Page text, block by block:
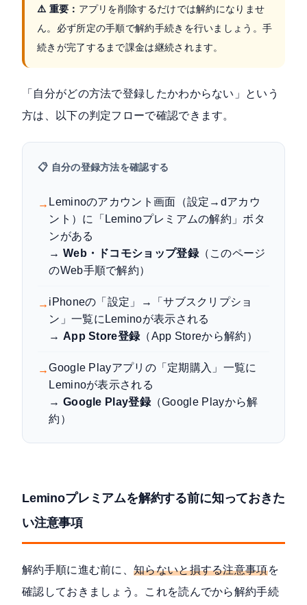
⚠️ 重要： アプリを削除するだけでは解約になりませ
ん。必ず所定の手順で解約手続きを行いましょう。手
続きが完了するまで課金は継続されます。
「自分がどの方法で登録したかわからない」という
方は、以下の判定フローで確認できます。
📋 自分の登録方法を確認する
→ Leminoのアカウント画面（設定→dアカウ
ント）に「Leminoプレミアムの解約」ボタ
ンがある
→ Web・ドコモショップ登録（このページ
のWeb手順で解約）
→ iPhoneの「設定」→「サブスクリプショ
ン」一覧にLeminoが表示される
→ App Store登録（App Storeから解約）
→Google Playアプリの「定期購入」一覧に
Leminoが表示される
→ Google Play登録（Google Playから解
約）
Leminoプレミアムを解約する前に知っておきた
い注意事項
解約手順に進む前に、知らないと損する注意事項を
確認しておきましょう。これを読んでから解約手続